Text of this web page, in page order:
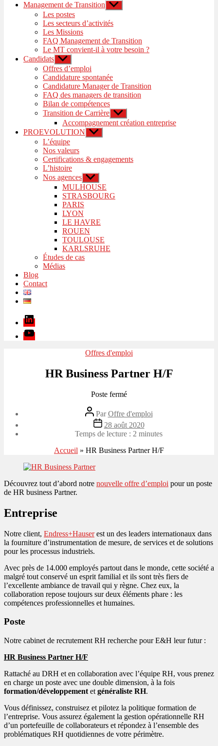
Management de Transition Afficher
le
sous-
menu
Les postes
Les secteurs d’activités
Les Missions
FAQ Management de Transition
Le MT convient-il à votre besoin ?
Candidats Afficher
le
sous-
menu
Offres d’emploi
Candidature spontanée
Candidature Manager de Transition
FAQ des managers de transition
Bilan de compétences
Transition de Carrière Afficher
le
sous-
Accompagnement création entreprise
PROEVOLUTION Afficher
le
L’équipe
Nos valeurs
Certifications & engagements
L’histoire
Nos agences Afficher
le
sous-
menu
MULHOUSE
STRASBOURG
PARIS
LYON
LE HAVRE
ROUEN
TOULOUSE
KARLSRUHE
Études de cas
Médias
Blog
Contact
Linkedin
Youtube
Catégories
Offres d'emploi
HR Business Partner H/F
Poste fermé
Auteur
de
l’article
ParOffre d'emploi
Date
de
28 août 2020
Temps de lecture : 2 minutes
Accueil » HR Business Partner H/F
Découvrez tout d’abord notre nouvelle offre d’emploi pour un poste
de HR business Partner.
Entreprise
Notre client, Endress+Hauserest un des leaders internationaux dans
la fourniture d’instrumentation de mesure, de services et de solutions
pour les processus industriels.
Avec près de 14.000 employés partout dans le monde, cette société a
malgré tout conservé un esprit familial et ils sont très fiers de
l’excellente ambiance de travail qui y règne. Chez eux, la
collaboration repose toujours sur deux éléments phare : les
compétences professionnelles et humaines.
Poste
Notre cabinet de recrutement RH recherche pour E&H leur futur :
HR Business Partner H/F
Rattaché au DRH et en collaboration avec l’équipe RH, vous prenez
en charge un poste avec une double dimension, à la fois
formation/développement et généraliste RH.
Vous définissez, construisez et pilotez la politique formation de
l’entreprise. Vous assurez également la gestion opérationnelle RH
d’un portefeuille de collaborateurs et répondez à l’ensemble des
problématiques RH quotidiennes de votre périmètre.